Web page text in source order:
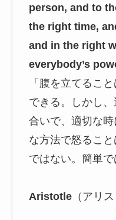
person, and to
the right time,
and in the right
everybody’s
「腹を立てるこ
できる。しかし
合いで、適切な
な方法で怒るこ
ではない。簡単で
Aristotle（アリス